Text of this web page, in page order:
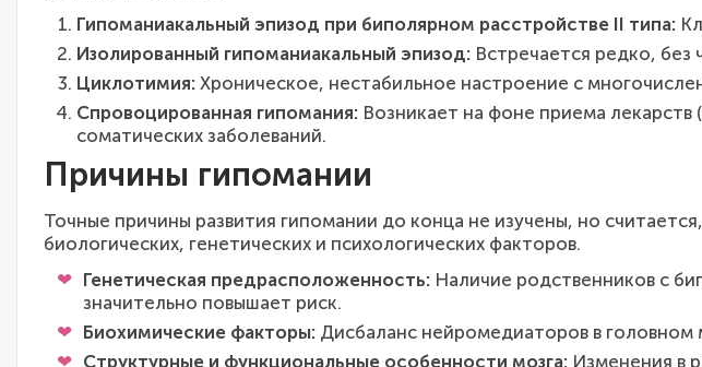
Гипоманиакальный эпизод при биполярном расстройстве II типа:
Изолированный гипоманиакальный эпизод: Встречается редко, без
Циклотимия: Хроническое, нестабильное настроение с
Спровоцированная гипомания: Возникает на фоне приема
соматических заболеваний.
Причины гипомании
Точные причины развития гипомании до конца не изучены, но
биологических, генетических и психологических факторов.
Генетическая предрасположенность: Наличие родственников с
значительно повышает риск.
Биохимические факторы: Дисбаланс нейромедиаторов в
Структурные и функциональные особенности мозга: Изменения в